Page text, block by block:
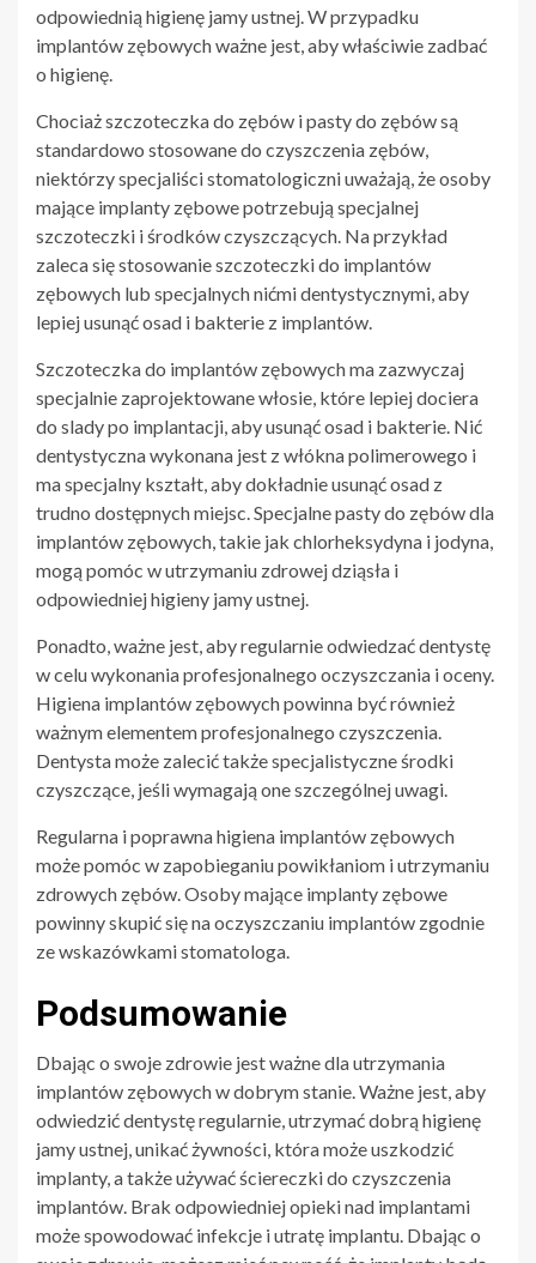
odpowiednią higienę jamy ustnej. W przypadku
implantów zębowych ważne jest, aby właściwie zadbać
o higienę.
Chociaż szczoteczka do zębów i pasty do zębów są
standardowo stosowane do czyszczenia zębów,
niektórzy specjaliści stomatologiczni uważają, że osoby
mające implanty zębowe potrzebują specjalnej
szczoteczki i środków czyszczących. Na przykład
zaleca się stosowanie szczoteczki do implantów
zębowych lub specjalnych nićmi dentystycznymi, aby
lepiej usunąć osad i bakterie z implantów.
Szczoteczka do implantów zębowych ma zazwyczaj
specjalnie zaprojektowane włosie, które lepiej dociera
do slady po implantacji, aby usunąć osad i bakterie. Nić
dentystyczna wykonana jest z włókna polimerowego i
ma specjalny kształt, aby dokładnie usunąć osad z
trudno dostępnych miejsc. Specjalne pasty do zębów dla
implantów zębowych, takie jak chlorheksydyna i jodyna,
mogą pomóc w utrzymaniu zdrowej dziąsła i
odpowiedniej higieny jamy ustnej.
Ponadto, ważne jest, aby regularnie odwiedzać dentystę
w celu wykonania profesjonalnego oczyszczania i oceny.
Higiena implantów zębowych powinna być również
ważnym elementem profesjonalnego czyszczenia.
Dentysta może zalecić także specjalistyczne środki
czyszczące, jeśli wymagają one szczególnej uwagi.
Regularna i poprawna higiena implantów zębowych
może pomóc w zapobieganiu powikłaniom i utrzymaniu
zdrowych zębów. Osoby mające implanty zębowe
powinny skupić się na oczyszczaniu implantów zgodnie
ze wskazówkami stomatologa.
Podsumowanie
Dbając o swoje zdrowie jest ważne dla utrzymania
implantów zębowych w dobrym stanie. Ważne jest, aby
odwiedzić dentystę regularnie, utrzymać dobrą higienę
jamy ustnej, unikać żywności, która może uszkodzić
implanty, a także używać ściereczki do czyszczenia
implantów. Brak odpowiedniej opieki nad implantami
może spowodować infekcje i utratę implantu. Dbając o